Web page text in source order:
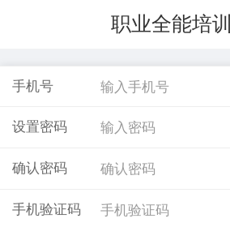
职业全能培
手机号
设置密码
确认密码
手机验证码